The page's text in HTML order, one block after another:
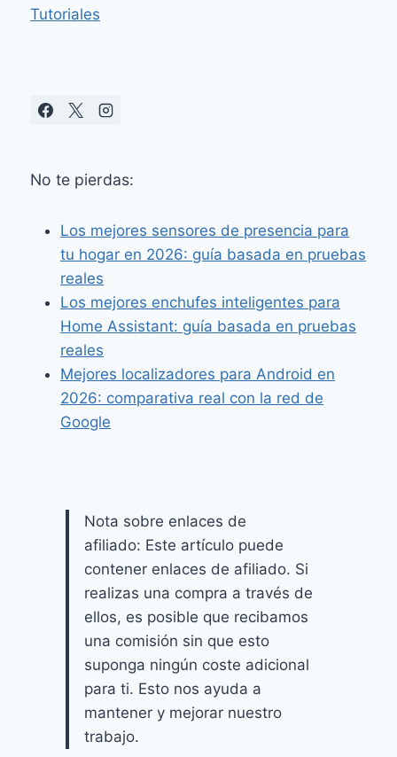
Tutoriales
No te pierdas:
Los mejores sensores de presencia para
tu hogar en 2026: guía basada en pruebas
reales
Los mejores enchufes inteligentes para
Home Assistant: guía basada en pruebas
reales
Mejores localizadores para Android en
2026: comparativa real con la red de
Google
Nota sobre enlaces de
afiliado: Este artículo puede
contener enlaces de afiliado. Si
realizas una compra a través de
ellos, es posible que recibamos
una comisión sin que esto
suponga ningún coste adicional
para ti. Esto nos ayuda a
mantener y mejorar nuestro
trabajo.